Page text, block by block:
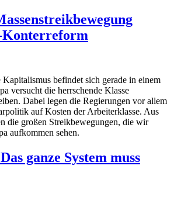
Konterreform
befindet sich gerade in einem
versucht die herrschende Klasse
Dabei legen die Regierungen vor allem
auf Kosten der Arbeiterklasse. Aus
die großen Streikbewegungen, die wir
aufkommen sehen.
ganze System muss